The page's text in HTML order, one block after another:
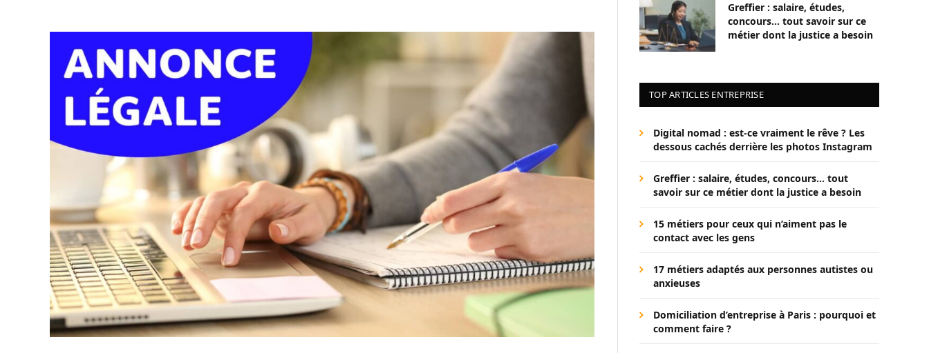
Greffier : salaire, études,
concours… tout savoir sur ce
métier dont la justice a besoin
TOP ARTICLES ENTREPRISE
Digital nomad : est-ce vraiment le rêve ? Les
dessous cachés derrière les photos Instagram
Greffier : salaire, études, concours… tout
savoir sur ce métier dont la justice a besoin
15 métiers pour ceux qui n’aiment pas le
contact avec les gens
17 métiers adaptés aux personnes autistes ou
anxieuses
Domiciliation d’entreprise à Paris : pourquoi et
comment faire ?